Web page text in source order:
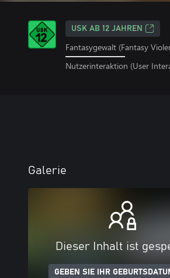
USK AB 12 JAHREN
Fantasygewalt (Fantasy
Nutzerinteraktion (User
Galerie
Dieser Inhalt ist
GEBEN SIE IHR